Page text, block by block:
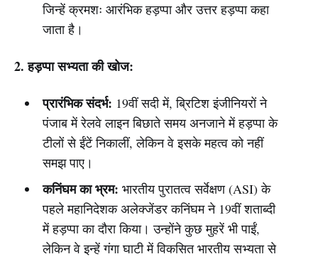
जिन्हें क्रमशः आरंभिक हड़प्पा और उत्तर हड़प्पा कहा
जाता है।
2. हड़प्पा सभ्यता की खोज:
प्रारंभिक संदर्भ: 19वीं सदी में, ब्रिटिश इंजीनियरों ने
पंजाब में रेलवे लाइन बिछाते समय अनजाने में हड़प्पा के
टीलों से ईंटें निकालीं, लेकिन वे इसके महत्व को नहीं
समझ पाए।
कनिंघम का भ्रम: भारतीय पुरातत्व सर्वेक्षण (ASI) के
पहले महानिदेशक अलेक्जेंडर कनिंघम ने 19वीं शताब्दी
में हड़प्पा का दौरा किया। उन्होंने कुछ मुहरें भी पाईं,
लेकिन वे इन्हें गंगा घाटी में विकसित भारतीय सभ्यता से